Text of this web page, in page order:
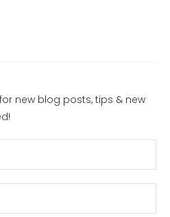
new blog posts, tips & new